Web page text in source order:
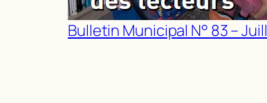
Bulletin Municipal N° 83 –